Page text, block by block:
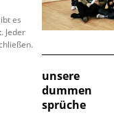
es
Jeder
unsere
dummen
sprüche